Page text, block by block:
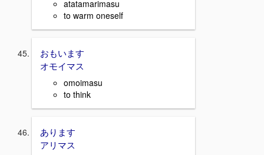
atatamarimasu
to warm oneself
おもいます
オモイマス
omoimasu
to think
あります
アリマス